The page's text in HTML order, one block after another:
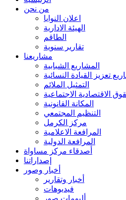
من نحن
اعلان النوايا
الهيئة الادارية
الطاقم
تقارير سنوية
مشاريعنا
المشاريع الشبابية
تعزيز القيادة النسائية
التمثيل الملائم
الاقتصادية الاجتماعية
المكانة القانونية
التنظيم المجتمعي
مركز الكرمل
المرافعة الاعلامية
المرافعة الدولية
أصدقاء مركز مساواة
إصداراتنا
أخبار وصور
أخبار وتقارير
فيديوهات
ألبومات صور